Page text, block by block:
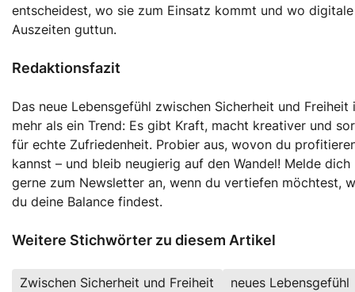
entscheidest, wo sie zum Einsatz kommt und wo digitale
Auszeiten guttun.
Redaktionsfazit
Das neue Lebensgefühl zwischen Sicherheit und Freiheit
mehr als ein Trend: Es gibt Kraft, macht kreativer und
für echte Zufriedenheit. Probier aus, wovon du
kannst – und bleib neugierig auf den Wandel! Melde dich
gerne zum Newsletter an, wenn du vertiefen möchtest,
du deine Balance findest.
Weitere Stichwörter zu diesem Artikel
Zwischen Sicherheit und Freiheit
neues Lebensgefühl